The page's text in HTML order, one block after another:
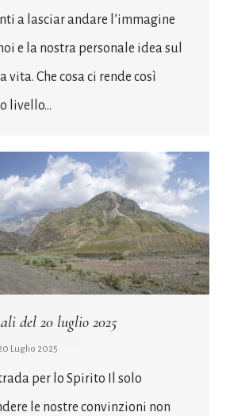
a lasciar andare l’immagine
e la nostra personale idea sul
vita. Che cosa ci rende così
livello…
del 20 luglio 2025
Luglio 2025
per lo Spirito Il solo
le nostre convinzioni non